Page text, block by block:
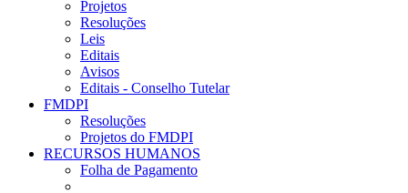
Projetos
Resoluções
Leis
Editais
Avisos
Editais - Conselho Tutelar
FMDPI
Resoluções
Projetos do FMDPI
RECURSOS HUMANOS
Folha de Pagamento